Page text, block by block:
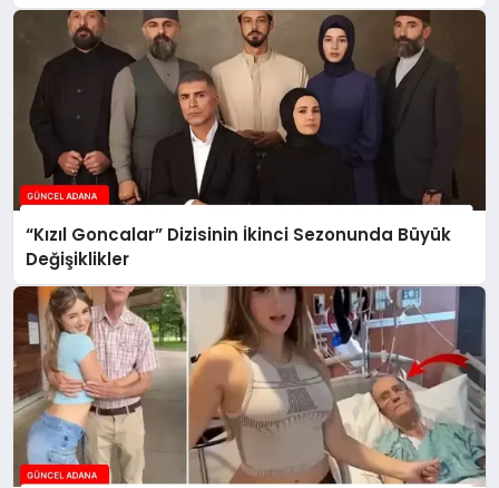
“Kızıl Goncalar” Dizisinin İkinci Sezonunda Büyük
Değişiklikler